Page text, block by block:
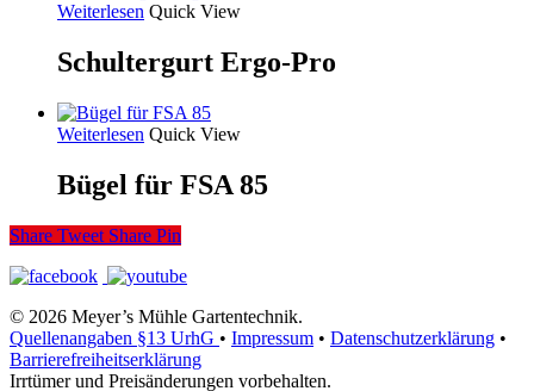
Weiterlesen Quick View
Schultergurt Ergo-Pro
Weiterlesen Quick View
Bügel für FSA 85
Share Tweet Share Pin
© 2026 Meyer’s Mühle Gartentechnik.
Quellenangaben §13 UrhG • Impressum • Datenschutzerklärung •
Barrierefreiheitserklärung
Irrtümer und Preisänderungen vorbehalten.